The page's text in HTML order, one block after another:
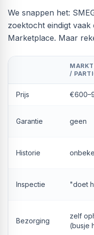
We snappen het:
zoektocht eindigt
Marketplace. Maar
/
Prijs
Garantie geen
Historie
Inspectie "doet
Bezorging
zelf
(busje